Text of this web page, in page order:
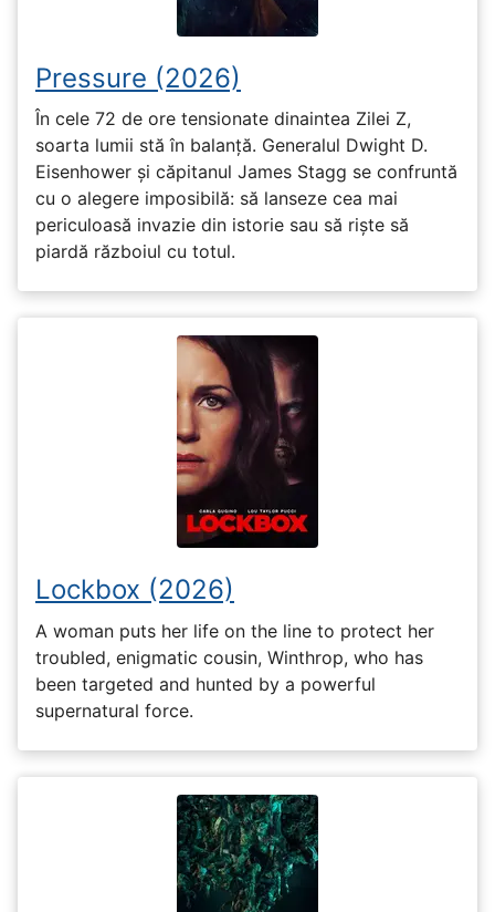
Pressure (2026)
În cele 72 de ore tensionate dinaintea Zilei Z,
soarta lumii stă în balanță. Generalul Dwight D.
Eisenhower și căpitanul James Stagg se confruntă
cu o alegere imposibilă: să lanseze cea mai
periculoasă invazie din istorie sau să riște să
piardă războiul cu totul.
Lockbox (2026)
A woman puts her life on the line to protect her
troubled, enigmatic cousin, Winthrop, who has
been targeted and hunted by a powerful
supernatural force.